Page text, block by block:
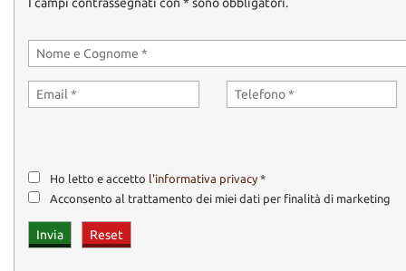
CONTATTI:
CELL.-3343119729 (COSMO)
-TEL. 06 44 236573 (DAMIANA)
3) OPPURE (MOLTO MEGLIO) VISITANDOCI PRESSO LE NOSTRE SEDI
UN MECCANICO DI VS FIDUCIA OLTRE ALL’AUTO DI VOSTRO
-----YPSILON (SI NEOPATENTATI) DA VEDERE ,DA PROVARE E DA
Ho letto e accetto l'informativa privacy *
Acconsento al trattamento dei miei dati per finalità di marketing